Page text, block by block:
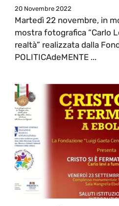
20 Novembre 2022
Martedì 22 novembre, in
mostra fotografica “Carlo
realtà” realizzata dalla
POLITICAdeMENTE ...